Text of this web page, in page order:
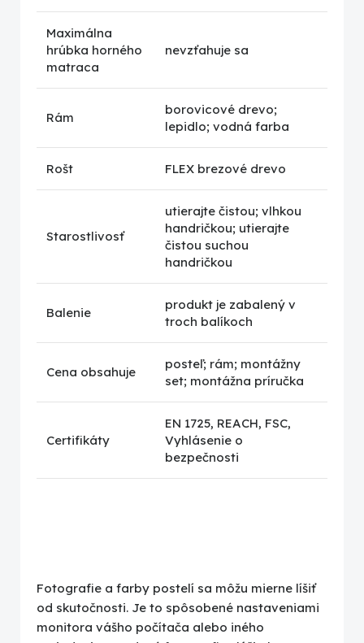
Maximálna
hrúbka horného
matraca
nevzťahuje sa
Rám
borovicové drevo;
lepidlo; vodná farba
Rošt FLEX brezové drevo
Starostlivosť
utierajte čistou; vlhkou
handričkou; utierajte
čistou suchou
handričkou
Balenie
produkt je zabalený v
troch balíkoch
Cena obsahuje
posteľ; rám; montážny
set; montážna príručka
Certifikáty
EN 1725, REACH, FSC,
Vyhlásenie o
bezpečnosti
Fotografie a farby postelí sa môžu mierne líšiť
od skutočnosti. Je to spôsobené nastaveniami
monitora vášho počítača alebo iného